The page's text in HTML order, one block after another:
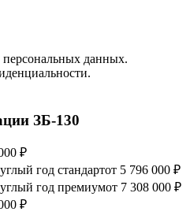
персональных данных.
ЗБ-130
₽
год стандартот 5 796 000 ₽
год премиумот 7 308 000 ₽
₽